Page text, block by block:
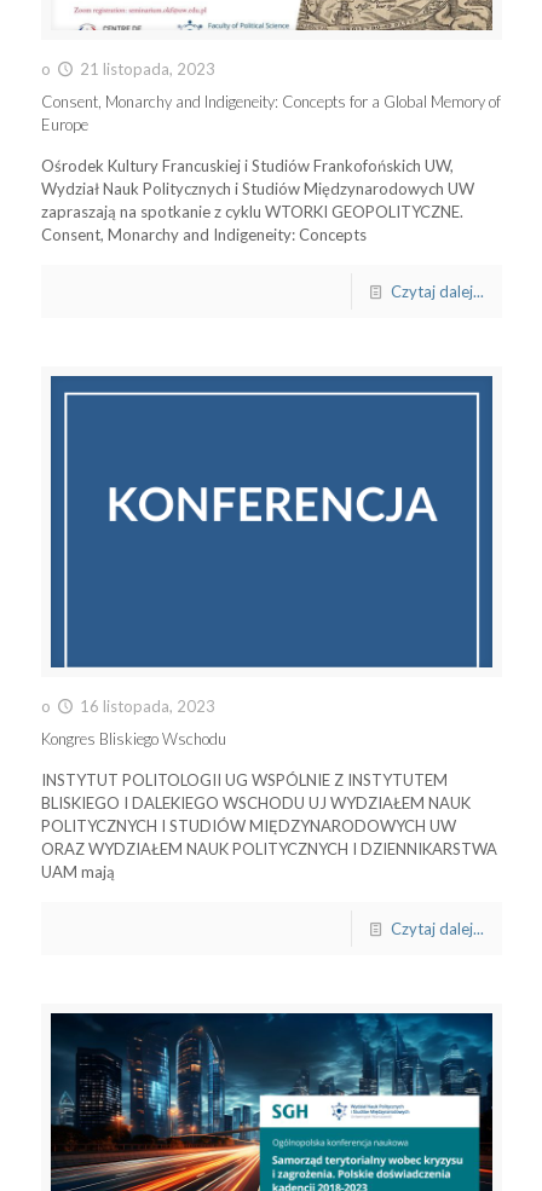
o
21 listopada, 2023
Consent, Monarchy and Indigeneity: Concepts for a Global Memory of
Europe
Ośrodek Kultury Francuskiej i Studiów Frankofońskich UW,
Wydział Nauk Politycznych i Studiów Międzynarodowych UW
zapraszają na spotkanie z cyklu WTORKI GEOPOLITYCZNE.
Consent, Monarchy and Indigeneity: Concepts
Czytaj dalej...
o
16 listopada, 2023
Kongres Bliskiego Wschodu
INSTYTUT POLITOLOGII UG WSPÓLNIE Z INSTYTUTEM
BLISKIEGO I DALEKIEGO WSCHODU UJ WYDZIAŁEM NAUK
POLITYCZNYCH I STUDIÓW MIĘDZYNARODOWYCH UW
ORAZ WYDZIAŁEM NAUK POLITYCZNYCH I DZIENNIKARSTWA
UAM mają
Czytaj dalej...